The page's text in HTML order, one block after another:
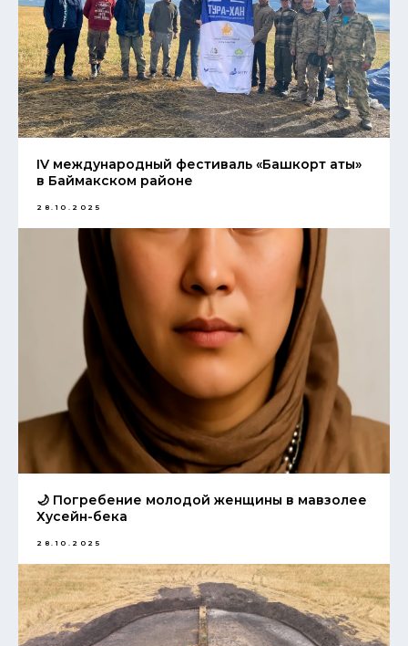
IV международный фестиваль «Башкорт аты»
в Баймакском районе
28.10.2025
🌙 Погребение молодой женщины в мавзолее
Хусейн-бека
28.10.2025